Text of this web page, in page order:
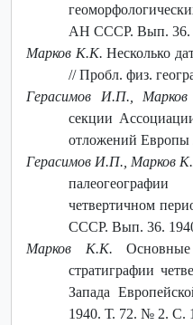
АН СССР. Вып. 36.
Марков К.К. Несколько
// Пробл. физ.
Герасимов И.П.,
секции
отложений
Герасимов И.П., Марков
четвертичном
СССР. Вып. 36.
Марков К.К.
стратиграфии
Запада
1940. Т. 72. № 2. С.